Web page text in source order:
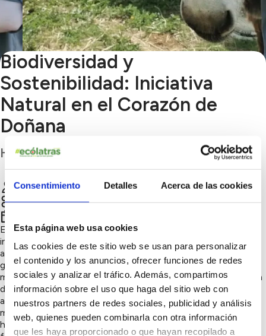
Consentimiento Detalles Acerca de las cookies
Esta página web usa cookies
Las cookies de este sitio web se usan para personalizar
el contenido y los anuncios, ofrecer funciones de redes
sociales y analizar el tráfico. Además, compartimos
información sobre el uso que haga del sitio web con
nuestros partners de redes sociales, publicidad y análisis
web, quienes pueden combinarla con otra información
que les haya proporcionado o que hayan recopilado a
Biodiversidad y
Sostenibilidad: Iniciativa
Natural en el Corazón de
Doñana
Huelva
Asociación el Burrito Feliz
Chatear
Naturaleza y biodiversidad
El equipo “Mujeres por Doñana” ha lanzado una innovadora
iniciativa sostenible para la gestión ecológica de tierras
agrícolas en el entorno de Doñana, empleando burros y
gansos en lugar de pesticidas para el control natural de
malezas. En una finca ecológica de Huelva, estas mujeres han
diseñado un método de desbroce natural en el que los burros
actúan como pastores que mantienen el crecimiento de
maleza bajo control, mientras los gansos limpian entre las
hileras del viñedo, comiendo hierbas y fertilizando el suelo de